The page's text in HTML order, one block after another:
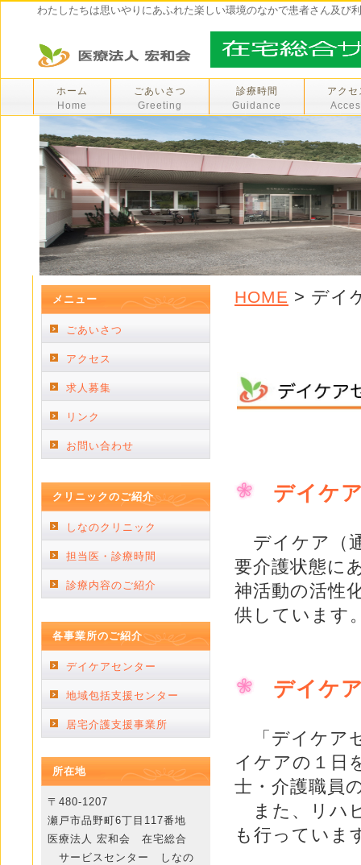
わたしたちは思いやりにあふれた楽しい環境のなかで患者さん及び
ホーム
Home
ごあいさつ
Greeting
診療時間
Guidance
アクセ
HOME > デイ
デイケ
デイケア（
要介護状態に
神活動の活性
供しています
デイケ
「デイケア
イケアの１日
士・介護職員
また、リハ
も行っていま
メニュー
ごあいさつ
アクセス
求人募集
リンク
お問い合わせ
クリニックのご紹介
しなのクリニック
担当医・診療時間
診療内容のご紹介
各事業所のご紹介
デイケアセンター
地域包括支援センター
居宅介護支援事業所
所在地
〒480-1207
瀬戸市品野町6丁目117番地
医療法人 宏和会 在宅総合
サービスセンター しなの